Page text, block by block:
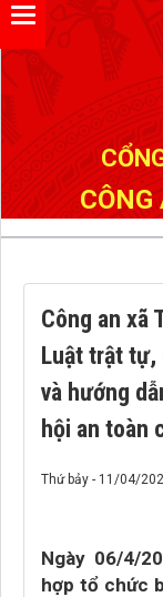
Công an xã
Luật trật tự,
và hướng
hội an toàn
Thứ bảy - 11/04/
Ngày 06/4/
hợp tổ chức